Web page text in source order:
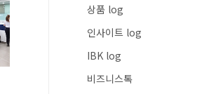
상품 log
인사이트 log
IBK log
비즈니스톡